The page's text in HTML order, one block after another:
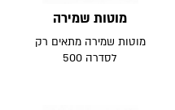
מוטות שמירה
מוטות שמירה מתאים רק
לסדרה 500